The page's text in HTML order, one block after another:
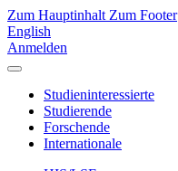
Zum Hauptinhalt Zum Footer
English
Anmelden
Studieninteressierte
Studierende
Forschende
Internationale